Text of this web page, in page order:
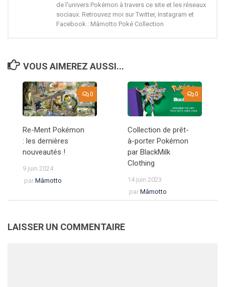
de l'univers Pokémon à travers ce site et les réseaux
sociaux. Retrouvez moi sur Twitter, Instagram et
Facebook : Mâmotto Poké Collection
VOUS AIMEREZ AUSSI...
0
Re-Ment Pokémon
: les dernières
nouveautés !
9 juin 2024
par Mâmotto
0
Collection de prêt-
à-porter Pokémon
par BlackMilk
Clothing
14 juin 2023
par Mâmotto
LAISSER UN COMMENTAIRE